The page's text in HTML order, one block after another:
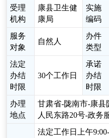
受理
机构
康县卫生健
康局
实施
编码
服务
对象
自然人
办件
类型
法定
办结
时限
30个工作日
承诺
办结
时限
办理
地点
甘肃省-陇南市-康
人民东路20号-政务
法定工作日上午